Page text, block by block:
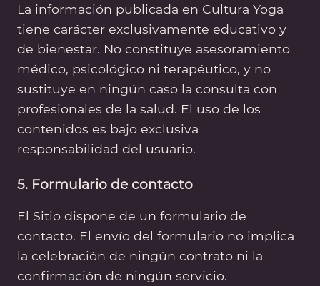
La información publicada en Cultura Yoga
tiene carácter exclusivamente educativo y
de bienestar. No constituye asesoramiento
médico, psicológico ni terapéutico, y no
sustituye en ningún caso la consulta con
profesionales de la salud. El uso de los
contenidos es bajo exclusiva
responsabilidad del usuario.
5. Formulario de contacto
El Sitio dispone de un formulario de
contacto. El envío del formulario no implica
la celebración de ningún contrato ni la
confirmación de ningún servicio.